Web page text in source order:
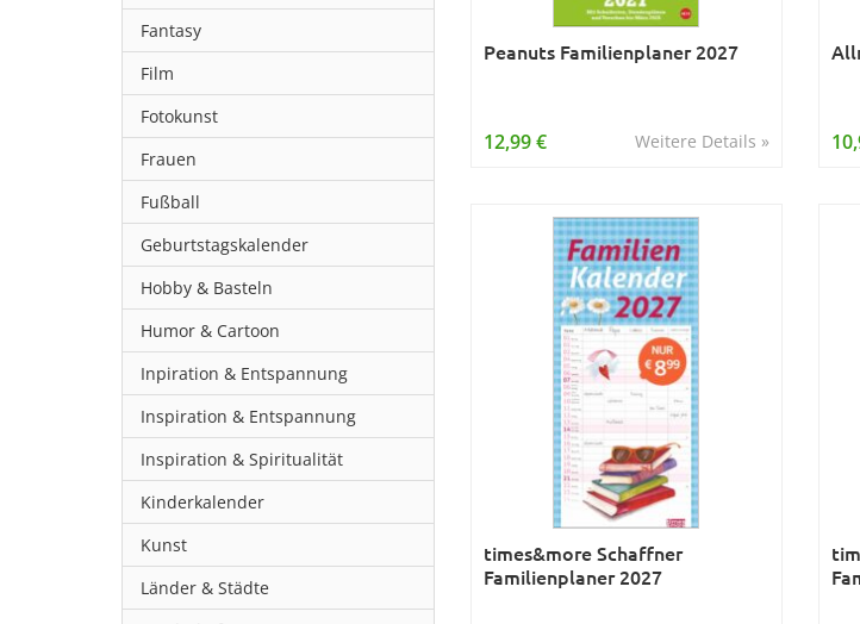
Fantasy
Film
Fotokunst
Frauen
Fußball
Geburtstagskalender
Hobby & Basteln
Humor & Cartoon
Inpiration & Entspannung
Inspiration & Entspannung
Inspiration & Spiritualität
Kinderkalender
Kunst
Länder & Städte
Peanuts Familienplaner 2027
Weitere Details »
12,99 €
times&more Schaffner
Familienplaner 2027